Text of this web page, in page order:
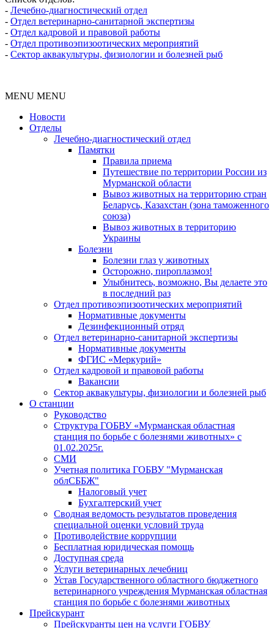
- Лечебно-диагностический отдел
- Отдел ветеринарно-санитарной экспертизы
- Отдел кадровой и правовой работы
- Отдел противоэпизоотических мероприятий
- Сектор аквакультуры, физиологии и болезней рыб
MENU MENU
Новости
Отделы
Лечебно-диагностический отдел
Памятки
Правила приема
Путешествие по территории России из
Мурманской области
Вывоз животных на территорию стран
Беларусь, Казахстан (зона таможенного
союза)
Вывоз животных в территорию
Украины
Болезни
Болезни глаз у животных
Осторожно, пироплазмоз!
Улыбнитесь, возможно, Вы делаете это
в последний раз
Отдел противоэпизоотических мероприятий
Нормативные документы
Дезинфекционный отряд
Отдел ветеринарно-санитарной экспертизы
Нормативные документы
ФГИС «Меркурий»
Отдел кадровой и правовой работы
Вакансии
Сектор аквакультуры, физиологии и болезней рыб
О станции
Руководство
Структура ГОБВУ «Мурманская областная
станция по борьбе с болезнями животных» c
01.02.2025г.
СМИ
Учетная политика ГОБВУ "Мурманская
облСББЖ"
Налоговый учет
Бухгалтерский учет
Сводная ведомость результатов проведения
специальной оценки условий труда
Противодействие коррупции
Бесплатная юридическая помощь
Доступная среда
Услуги ветеринарных лечебниц
Устав Государственного областного бюджетного
ветеринарного учреждения Мурманская областная
станция по борьбе с болезнями животных
Прейскурант
Прейскуранты цен на услуги ГОБВУ